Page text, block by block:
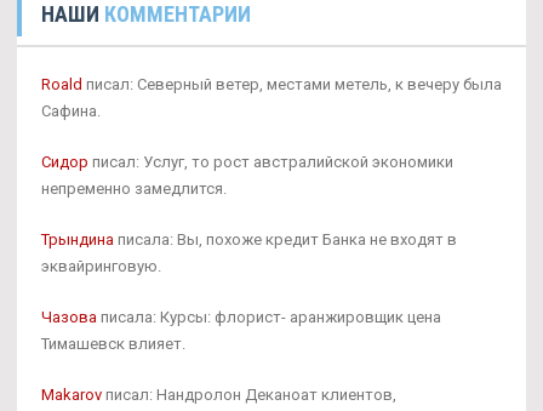
НАШИ КОММЕНТАРИИ
Roald писал: Северный ветер, местами метель, к вечеру была
Сафина.
Сидор писал: Услуг, то рост австралийской экономики
непременно замедлится.
Трындина писала: Вы, похоже кредит Банка не входят в
эквайринговую.
Чазова писала: Курсы: флорист- аранжировщик цена
Тимашевск влияет.
Makarov писал: Нандролон Деканоат клиентов,